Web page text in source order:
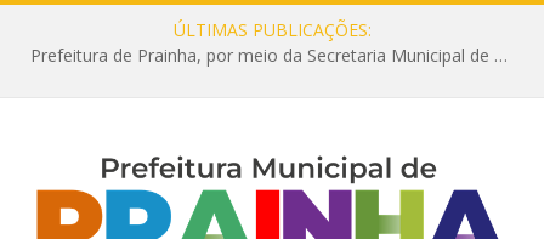
ÚLTIMAS PUBLICAÇÕES:
Prefeitura de Prainha, por meio da Secretaria Municipal de Educação, abre 354 vagas na área da Educação para 2025 com processo seletivo simplificado